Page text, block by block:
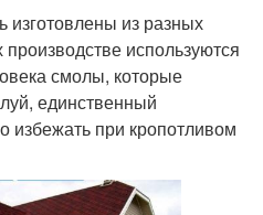
изготовлены из разных
используются
смолы, которые
единственный
избежать при кропотливом